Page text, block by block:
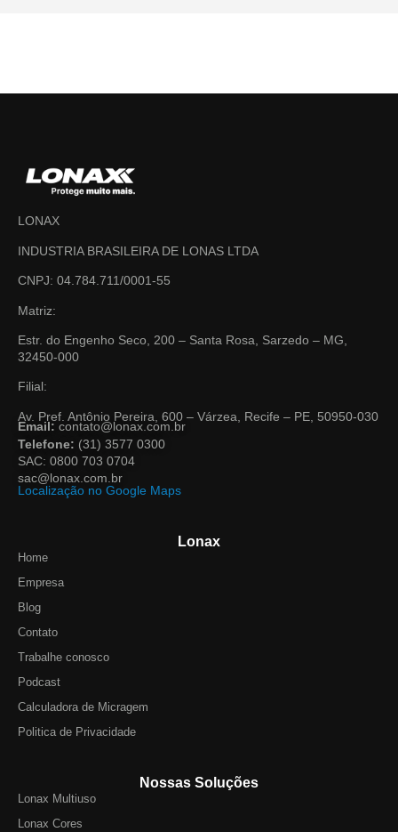
LONAX
INDUSTRIA BRASILEIRA DE LONAS LTDA
CNPJ: 04.784.711/0001-55
Matriz:
Estr. do Engenho Seco, 200 – Santa Rosa, Sarzedo – MG,
32450-000
Filial:
Av. Pref. Antônio Pereira, 600 – Várzea, Recife – PE, 50950-030
Email: contato@lonax.com.br
Telefone: (31) 3577 0300
SAC: 0800 703 0704
sac@lonax.com.br
Localização no Google Maps
Lonax
Home
Empresa
Blog
Contato
Trabalhe conosco
Podcast
Calculadora de Micragem
Politica de Privacidade
Nossas Soluções
Lonax Multiuso
Lonax Cores